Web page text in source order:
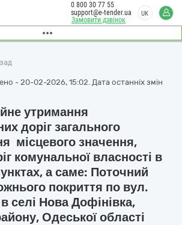
Замовити дзвінок
0 800 30 77 55
support@e-tender.ua
UK
- 20-02-2026, 15:02. Дата останніх змін
утримання
доріг загального
місцевого значення,
комунальної власності в
а саме: Поточний
покриття по вул.
селі Нова Дофінівка,
Одеської області